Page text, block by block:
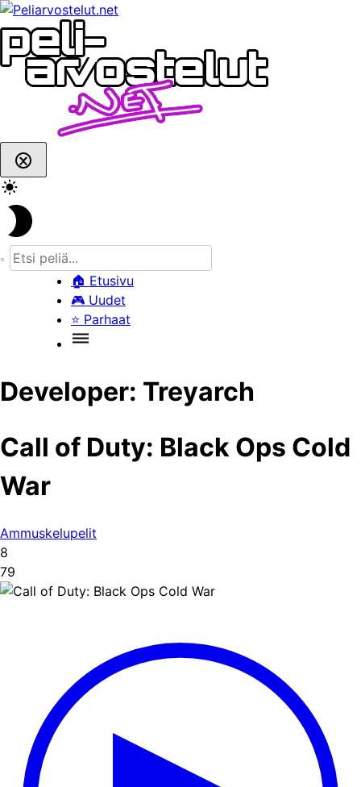
Skip
to
content
🏠 Etusivu
🎮 Uudet
⭐ Parhaat
Developer: Treyarch
Call of Duty: Black Ops Cold
War
Ammuskelupelit
8
79